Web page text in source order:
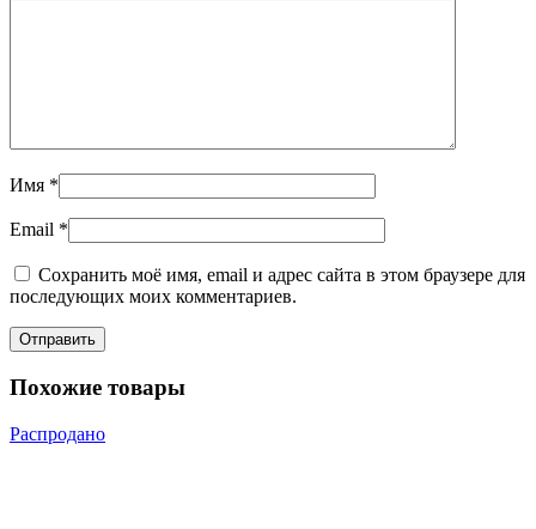
Имя *
Email *
Сохранить моё имя, email и адрес сайта в этом браузере для
последующих моих комментариев.
Похожие товары
Распродано